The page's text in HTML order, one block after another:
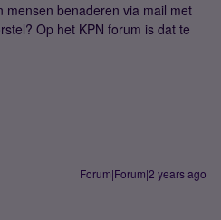
mensen benaderen via mail met
Op het KPN forum is dat te
Forum|Forum|2 years ago